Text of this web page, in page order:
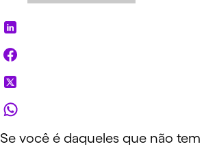
Se você é daqueles que não tem